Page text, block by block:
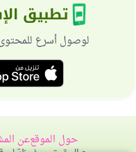
تطبيق
لوصول أسرع
حول الموقععن